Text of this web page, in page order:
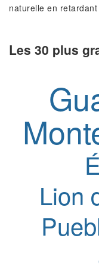
naturelle en
Les 30 plus
Lion